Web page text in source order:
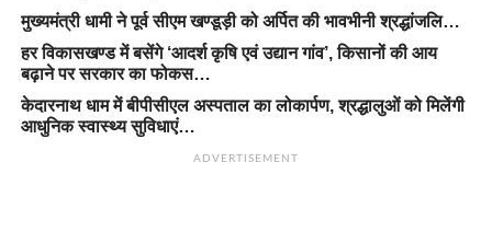
मुख्यमंत्री धामी ने पूर्व सीएम खण्डूड़ी को अर्पित की भावभीनी श्रद्धांजलि…
हर विकासखण्ड में बसेंगे ‘आदर्श कृषि एवं उद्यान गांव’, किसानों की आय
बढ़ाने पर सरकार का फोकस…
केदारनाथ धाम में बीपीसीएल अस्पताल का लोकार्पण, श्रद्धालुओं को मिलेंगी
आधुनिक स्वास्थ्य सुविधाएं…
ADVERTISEMENT